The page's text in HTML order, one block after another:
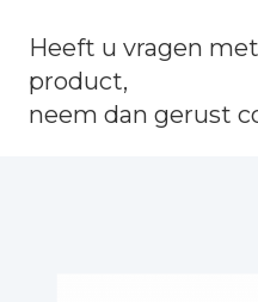
Heeft u vragen
product,
neem dan gerust